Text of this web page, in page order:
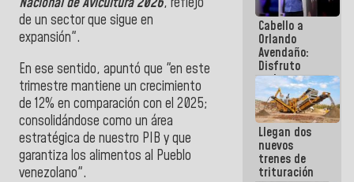
de un sector que sigue en
expansión".
En ese sentido, apuntó que "en este
trimestre mantiene un crecimiento
de 12% en comparación con el 2025;
consolidándose como un área
estratégica de nuestro PIB y que
garantiza los alimentos al Pueblo
venezolano".
Cabello a
Orlando
Avendaño:
Disfruto
cada vez
que escribes
porque lo
que haces
es
embarrarla
Llegan dos
nuevos
trenes de
trituración